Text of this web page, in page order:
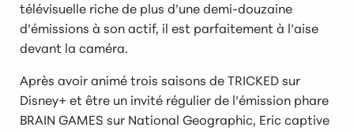
télévisuelle riche de plus d’une demi-douzaine
d’émissions à son actif, il est parfaitement à l’aise
devant la caméra.
Après avoir animé trois saisons de TRICKED sur
Disney+ et être un invité régulier de l’émission phare
BRAIN GAMES sur National Geographic, Eric captive